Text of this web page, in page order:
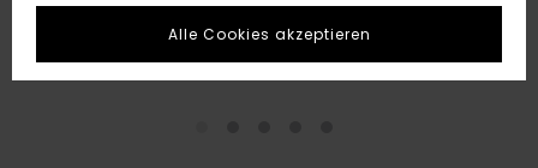
Alle Cookies akzeptieren